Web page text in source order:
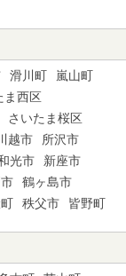
滑川町
嵐山町
ま西区
さいたま桜区
越市
所沢市
光市
新座市
鶴ヶ島市
秩父市 皆野町